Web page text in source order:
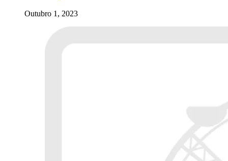
Outubro 1, 2023